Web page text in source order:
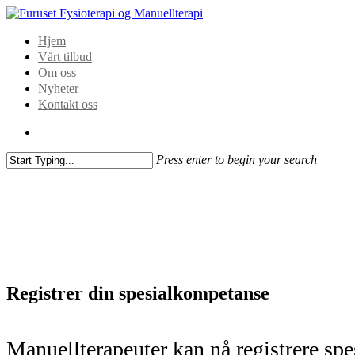
Hjem
Vårt tilbud
Om oss
Nyheter
Kontakt oss
Press enter to begin your search
Registrer din spesialkompetanse
Manuellterapeuter kan nå registrere